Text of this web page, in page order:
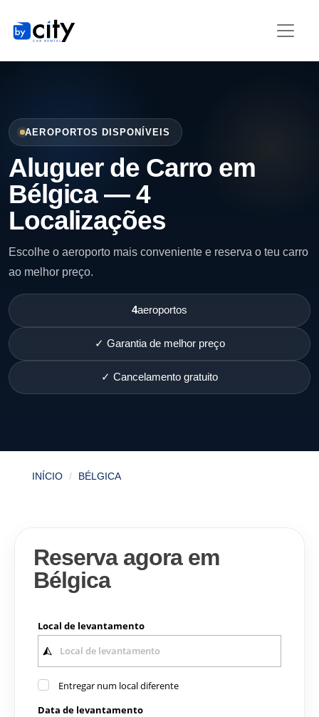
AEROPORTOS DISPONÍVEIS
Aluguer de Carro em
Bélgica — 4
Localizações
Escolhe o aeroporto mais conveniente e reserva o teu carro
ao melhor preço.
4aeroportos
✓ Garantia de melhor preço
✓ Cancelamento gratuito
INÍCIO BÉLGICA
Reserva agora em
Bélgica
Local de levantamento
Entregar num local diferente
Data de levantamento